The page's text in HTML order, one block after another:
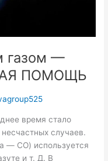
газом —
ПОМОЩЬ
время стало
случаев.
— CO) используется
и т. Д. В